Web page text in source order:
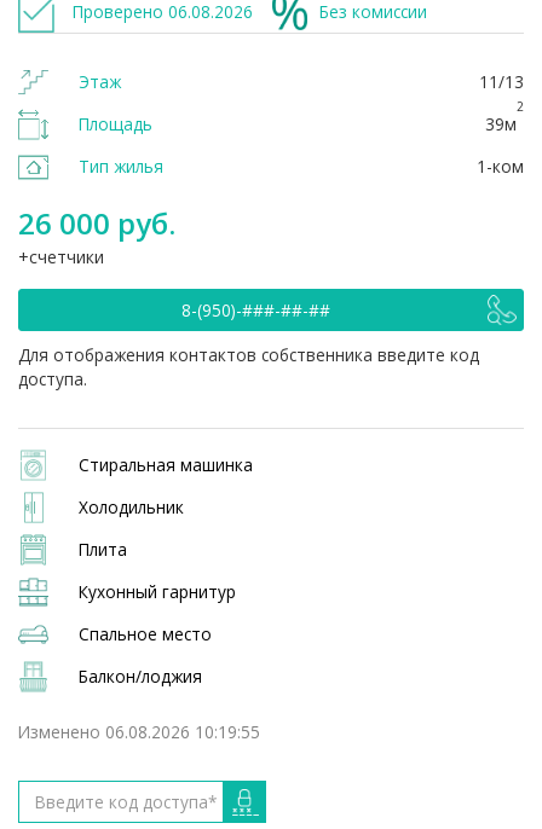
Проверено 06.08.2026 Без комиссии
Этаж
11/13
Площадь
39м
2
Тип жилья 1-ком
26 000 руб.
счетчики
8-(950)-###-##-##
Для отображения контактов собственника введите код
доступа.
Стиральная машинка
Холодильник
Плита
Кухонный гарнитур
Спальное место
Балкон/лоджия
Изменено 06.08.2026 10:19:55